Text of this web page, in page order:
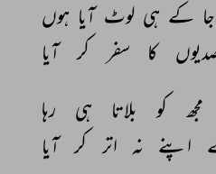
جا کے ہی لوٹ آیا ہوں
کا سفر کر آیا
مجھ کو بلاتا ہی
رہا
اپنے نہ اتر کر آیا